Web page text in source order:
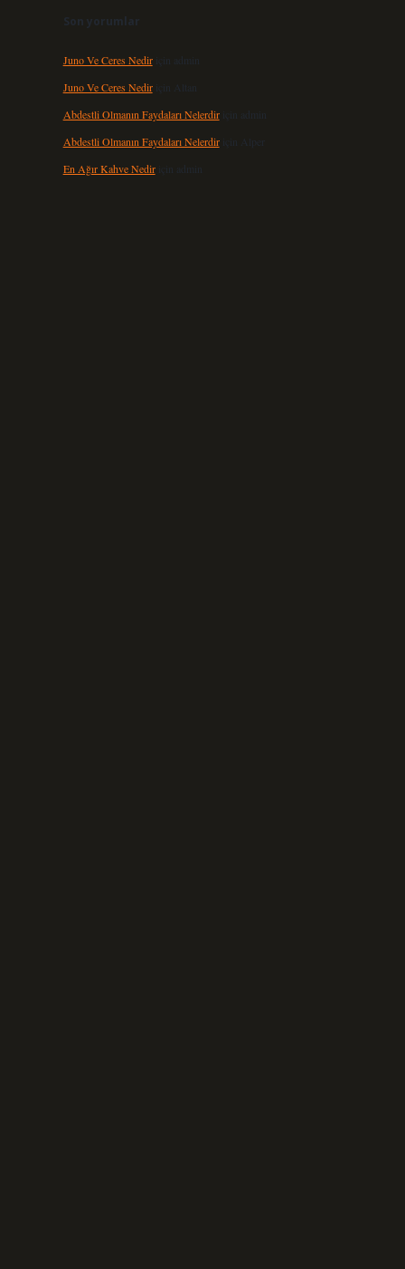
Son yorumlar
Juno Ve Ceres Nediriçin
admin
Juno Ve Ceres Nediriçin Altan
Abdestli Olmanın Faydaları Nelerdiriçin
admin
Abdestli Olmanın Faydaları Nelerdiriçin Alper
En Ağır Kahve Nediriçin admin